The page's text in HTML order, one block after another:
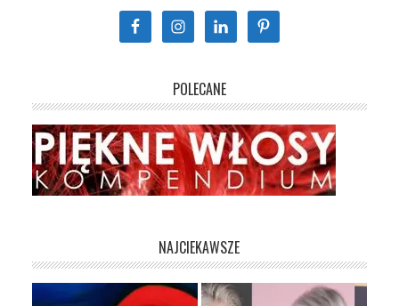
POLECANE
NAJCIEKAWSZE